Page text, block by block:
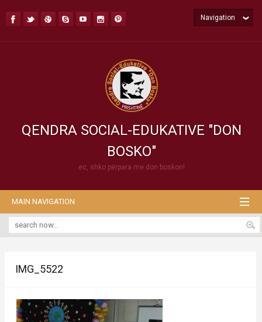
QENDRA SOCIAL-EDUKATIVE "DON
BOSKO"
ec, shko përpara me don boskon!
Navigation
MAIN NAVIGATION
IMG_5522